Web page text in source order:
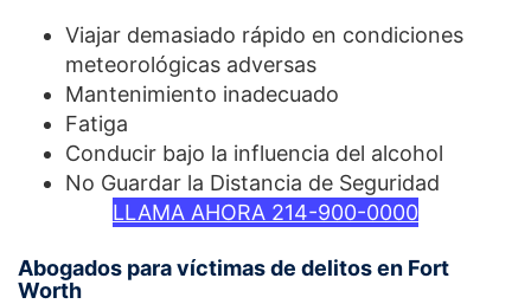
Viajar demasiado rápido en condiciones
meteorológicas adversas
Mantenimiento inadecuado
Fatiga
Conducir bajo la influencia del alcohol
No Guardar la Distancia de Seguridad
LLAMA AHORA 214-900-0000
Abogados para víctimas de delitos en Fort
Worth